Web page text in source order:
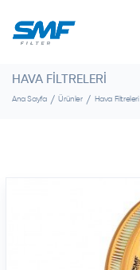
HAVA FILTRELERI
Ana Sayfa Ürünler Hava Filtreleri